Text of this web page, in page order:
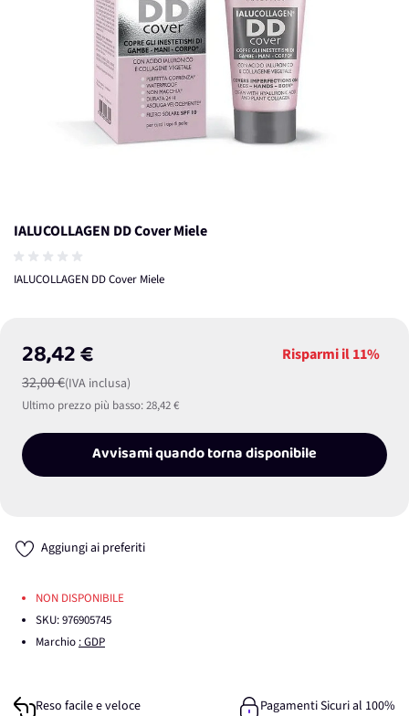
IALUCOLLAGEN DD Cover Miele
IALUCOLLAGEN DD Cover Miele
28,42 €
32,00 €(IVA inclusa)
Risparmi il11%
Ultimo prezzo più basso:28,42 €
Avvisami quando torna disponibile
Aggiungi ai preferiti
NON DISPONIBILE
SKU:976905745
Marchio : GDP
Reso facile e veloce
Pagamenti Sicuri al 100%